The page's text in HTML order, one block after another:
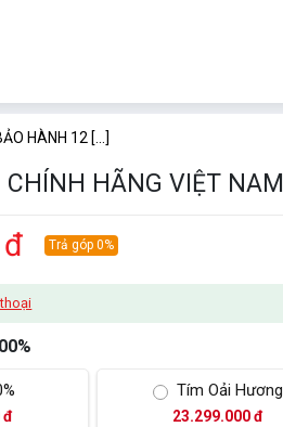
HÀNH 12 [...]
HÃNG VIỆT NAM
Trả góp 0%
đ
Tím Oải Hương
23.299.000 đ